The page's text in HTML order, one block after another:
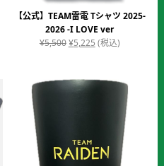
【公式】TEAM雷電 Tシャツ 2025-
2026 -I LOVE ver
¥5,500元
格
た。
¥5,225現
価
す。
(税込)